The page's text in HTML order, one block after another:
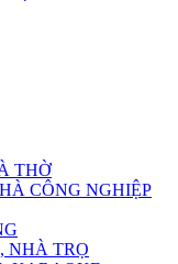
THỜ
CÔNG NGHIỆP
NHÀ TRỌ